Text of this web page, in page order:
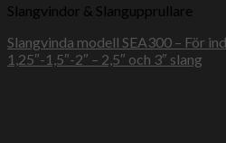
Slangvindor & Slangupprullare
Slangvinda modell SEA300 – För
1,25″-1,5″-2″ – 2,5″ och 3″ slang